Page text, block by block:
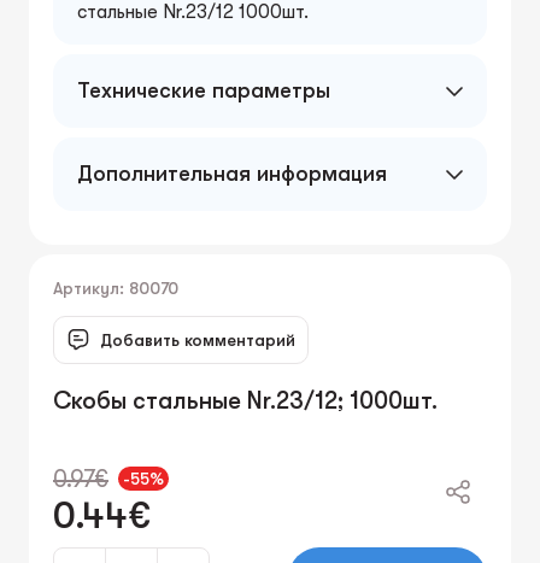
стальные Nr.23/12 1000шт.
Технические параметры
Дополнительная информация
Артикул: 80070
Добавить комментарий
Скобы стальные Nr.23/12; 1000шт.
0.97€ -55%
0.44€